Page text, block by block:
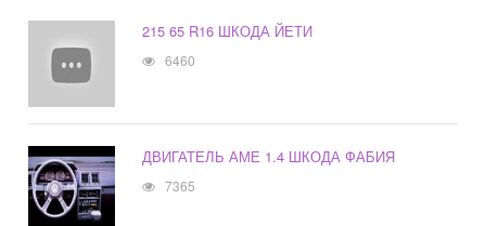
215 65 R16 ШКОДА ЙЕТИ
6460
ДВИГАТЕЛЬ АМЕ 1.4 ШКОДА ФАБИЯ
7365